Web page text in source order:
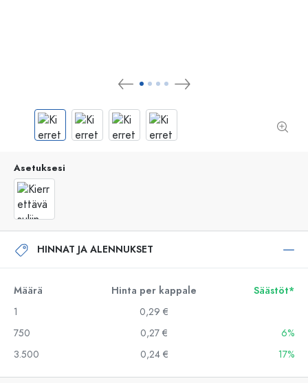
Asetuksesi
HINNAT JA ALENNUKSET
Määrä Hinta per kappale
Säästöt*
1
0,29 €
750
0,27 €
6%
3.500
0,24 € 17%